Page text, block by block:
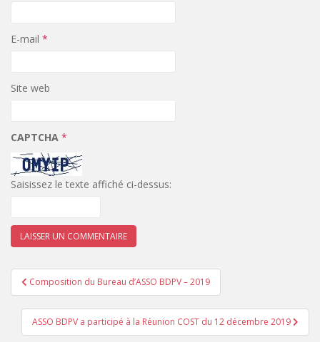
E-mail *
Site web
CAPTCHA *
Saisissez le texte affiché ci-dessus:
Navigation
de
l’article
Composition du Bureau d’ASSO BDPV – 2019
ASSO BDPV a participé à la Réunion COST du 12 décembre 2019